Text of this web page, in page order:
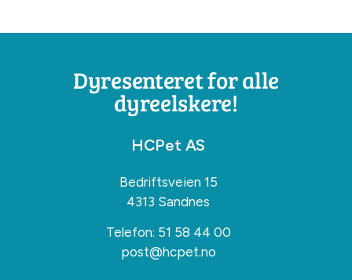
Dyresenteret for alle
dyreelskere!
HCPet AS
Bedriftsveien 15
4313 Sandnes
Telefon: 51 58 44 00
post@hcpet.no